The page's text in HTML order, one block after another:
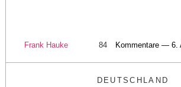
Frank Hauke 84 Kommentare — 6.
DEUTSCHLAND